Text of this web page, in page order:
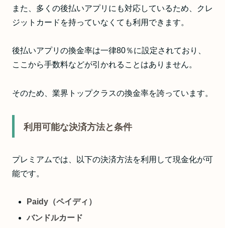
また、多くの後払いアプリにも対応しているため、クレ
ジットカードを持っていなくても利用できます。
後払いアプリの換金率は一律80％に設定されており、
ここから手数料などが引かれることはありません。
そのため、業界トップクラスの換金率を誇っています。
利用可能な決済方法と条件
プレミアムでは、以下の決済方法を利用して現金化が可
能です。
Paidy（ペイディ）
バンドルカード